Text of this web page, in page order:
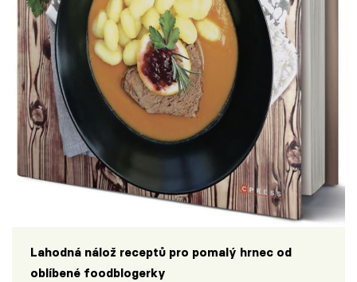
Lahodná nálož receptů pro pomalý hrnec od
oblíbené foodblogerky